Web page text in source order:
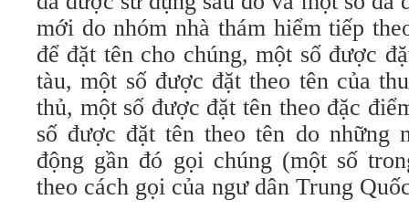
mới do nhóm nhà thám hiểm tiếp
để đặt tên cho chúng, một số được
tàu, một số được đặt theo tên của
thủ, một số được đặt tên theo đặc
số được đặt tên theo tên do những
động gần đó gọi chúng (một số
theo cách gọi của ngư dân Trung